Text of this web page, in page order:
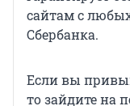
сайтам с
Сбербанка.
Если вы
то зайдите на